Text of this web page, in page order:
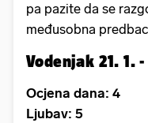
pa pazite da se
međusobna
Vodenjak 21. 1.
Ocjena dana: 4
Ljubav: 5